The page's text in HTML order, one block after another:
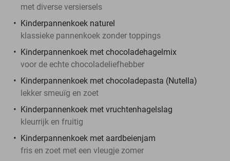
met diverse versiersels
Kinderpannenkoek naturel
klassieke pannenkoek zonder toppings
Kinderpannenkoek met chocoladehagelmix
voor de echte chocoladeliefhebber
Kinderpannenkoek met chocoladepasta (Nutella)
lekker smeuïg en zoet
Kinderpannenkoek met vruchtenhagelslag
kleurrijk en fruitig
Kinderpannenkoek met aardbeienjam
fris en zoet met een vleugje zomer